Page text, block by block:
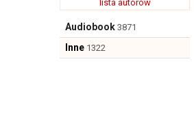
lista autorów
Audiobook 3871
Inne 1322